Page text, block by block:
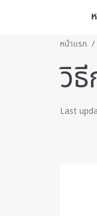
หน้าแรก
วิ
Last